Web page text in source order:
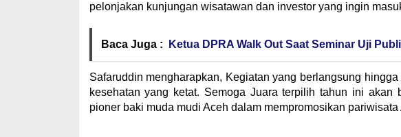
pelonjakan kunjungan wisatawan dan investor yang ingin
Baca Juga : Ketua DPRA Walk Out Saat Seminar Uji
Safaruddin mengharapkan, Kegiatan yang berlangsung
kesehatan yang ketat. Semoga Juara terpilih tahun ini akan
pioner baki muda mudi Aceh dalam mempromosikan pariwisata